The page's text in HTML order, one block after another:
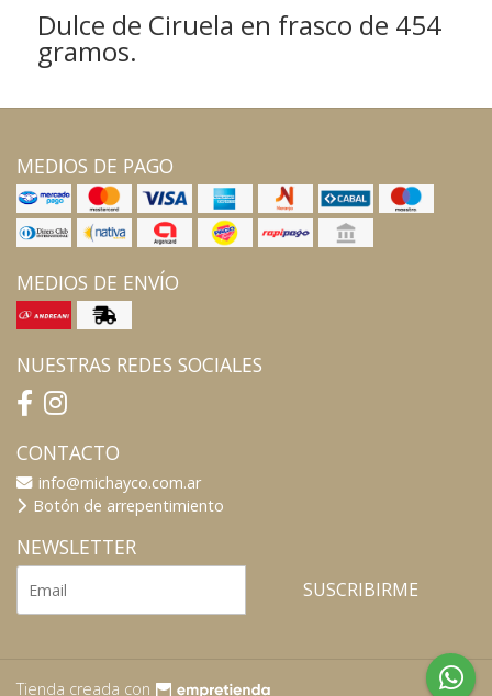
Dulce de Ciruela en frasco de 454
gramos.
MEDIOS DE PAGO
MEDIOS DE ENVÍO
NUESTRAS REDES SOCIALES
CONTACTO
info@michayco.com.ar
Botón de arrepentimiento
NEWSLETTER
SUSCRIBIRME
Tienda creada con